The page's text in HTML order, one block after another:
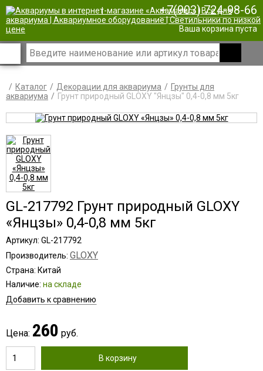
| +7(903) 724-98-66
Ваша корзина пуста
Каталог Декорации для аквариума
Грунты для
аквариума
Грунт природный GLOXY "Янцзы" 0,4-0,8 мм 5кг
GL-217792 Грунт природный GLOXY
«Янцзы» 0,4-0,8 мм 5кг
Артикул: GL-217792
Производитель: GLOXY
Страна: Китай
Наличие: на складе
Добавить к сравнению
Цена: 260 руб.
В корзину